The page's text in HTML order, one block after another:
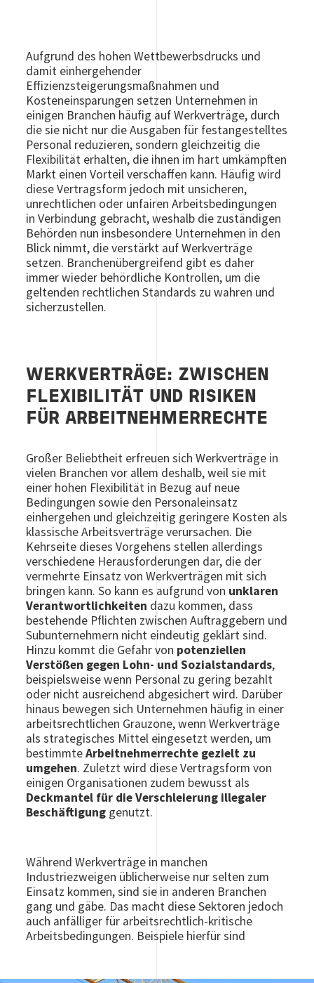
Aufgrund des hohen Wettbewerbsdrucks und
damit einhergehender
Effizienzsteigerungsmaßnahmen und
Kosteneinsparungen setzen Unternehmen in
einigen Branchen häufig auf Werkverträge, durch
die sie nicht nur die Ausgaben für festangestelltes
Personal reduzieren, sondern gleichzeitig die
Flexibilität erhalten, die ihnen im hart umkämpften
Markt einen Vorteil verschaffen kann. Häufig wird
diese Vertragsform jedoch mit unsicheren,
unrechtlichen oder unfairen Arbeitsbedingungen
in Verbindung gebracht, weshalb die zuständigen
Behörden nun insbesondere Unternehmen in den
Blick nimmt, die verstärkt auf Werkverträge
setzen. Branchenübergreifend gibt es daher
immer wieder behördliche Kontrollen, um die
geltenden rechtlichen Standards zu wahren und
sicherzustellen.
WERKVERTRÄGE: ZWISCHEN
FLEXIBILITÄT UND RISIKEN
FÜR ARBEITNEHMERRECHTE
Großer Beliebtheit erfreuen sich Werkverträge in
vielen Branchen vor allem deshalb, weil sie mit
einer hohen Flexibilität in Bezug auf neue
Bedingungen sowie den Personaleinsatz
einhergehen und gleichzeitig geringere Kosten als
klassische Arbeitsverträge verursachen. Die
Kehrseite dieses Vorgehens stellen allerdings
verschiedene Herausforderungen dar, die der
vermehrte Einsatz von Werkverträgen mit sich
bringen kann. So kann es aufgrund von unklaren
Verantwortlichkeiten dazu kommen, dass
bestehende Pflichten zwischen Auftraggebern und
Subunternehmern nicht eindeutig geklärt sind.
Hinzu kommt die Gefahr von potenziellen
Verstößen gegen Lohn- und Sozialstandards,
beispielsweise wenn Personal zu gering bezahlt
oder nicht ausreichend abgesichert wird. Darüber
hinaus bewegen sich Unternehmen häufig in einer
arbeitsrechtlichen Grauzone, wenn Werkverträge
als strategisches Mittel eingesetzt werden, um
bestimmteArbeitnehmerrechte gezielt zu
umgehen. Zuletzt wird diese Vertragsform von
einigen Organisationen zudem bewusst als
Deckmantel für die Verschleierung illegaler
Beschäftigung genutzt.
Während Werkverträge in manchen
Industriezweigen üblicherweise nur selten zum
Einsatz kommen, sind sie in anderen Branchen
gang und gäbe. Das macht diese Sektoren jedoch
auch anfälliger für arbeitsrechtlich-kritische
Arbeitsbedingungen. Beispiele hierfür sind